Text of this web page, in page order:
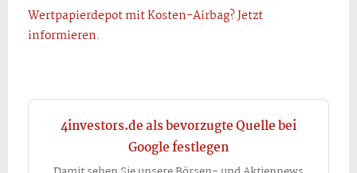
Wertpapierdepot mit Kosten-Airbag? Jetzt
informieren.
4investors.de als bevorzugte Quelle bei
Google festlegen